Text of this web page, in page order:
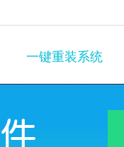
一键重装系统